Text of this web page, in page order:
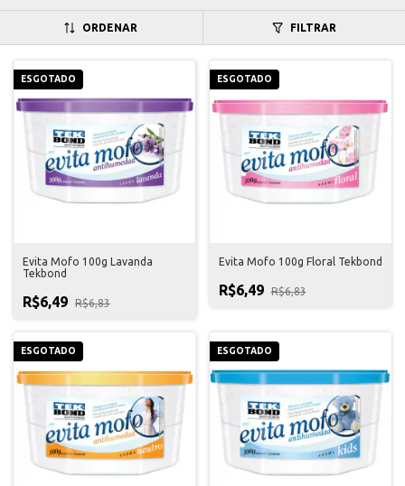
ORDENAR FILTRAR
ESGOTADO
Evita Mofo 100g Lavanda
Tekbond
R$6,49 R$6,83
ESGOTADO
Evita Mofo 100g Floral Tekbond
R$6,49 R$6,83
ESGOTADO ESGOTADO